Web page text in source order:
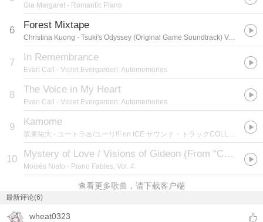
Gia Margaret - Romantic Piano
6 Forest Mixtape
Christina Kuong - Tsuki's Odyssey (Original Game Soundtrack) Vol. 2
7 In Remembrance
Evan Call - Violet Evergarden: Automemories
8 The Voice in My Heart
Evan Call - Violet Evergarden: Automemories
9 Kamome
坂東祐大 - ユートラ♨/ユーリ!!! on ICE サウンド・トラックCOLLECTION
10 Mystery of Love / Visions of Gideon (From "Call Me by Your Name")
Moisés Nieto - Piano Fables, Vol. 4
查看更多歌曲，请下载客户端
最新评论(6)
wheat0323